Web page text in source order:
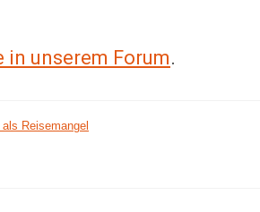
in unserem Forum.
Reisemangel